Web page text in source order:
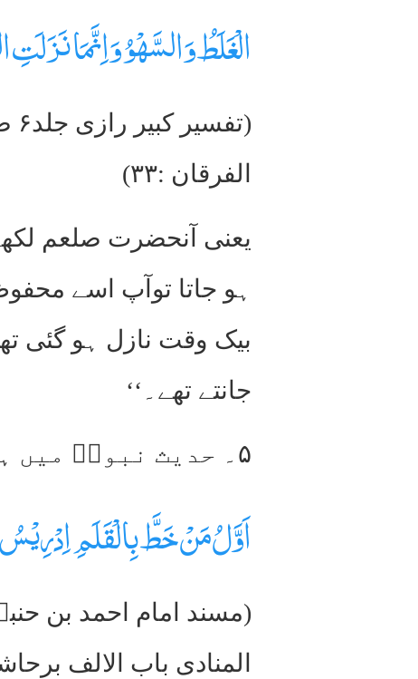
الْغَلَطُ وَالسَّھْوُ وَاِنَّمَا
الفرقان :۳۳)
یعنی آنحضرت صلعم
ہو جاتا توآپ اسے
بیک وقت نازل ہو گئی
جانتے تھے۔‘‘
۵۔ حدیث نبویؐ میں ہے:۔
اَوَّلُ مَنْ خَطَّ بِالْقَلَمِ
(مسند امام احمد بن
المنادی باب الالف